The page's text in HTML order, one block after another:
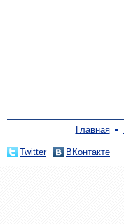
Главная
Twitter ВКонтакте